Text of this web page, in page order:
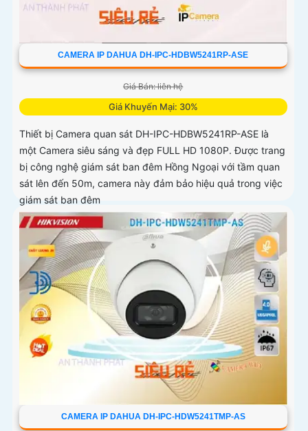
CAMERA IP DAHUA DH-IPC-HDBW5241RP-ASE
Giá Bán: liên hệ
Giá Khuyến Mại: 30%
Thiết bị Camera quan sát DH-IPC-HDBW5241RP-ASE là
một Camera siêu sáng và đẹp FULL HD 1080P. Được trang
bị công nghệ giám sát ban đêm Hồng Ngoại với tầm quan
sát lên đến 50m, camera này đảm bảo hiệu quả trong việc
giám sát ban đêm
CAMERA IP DAHUA DH-IPC-HDW5241TMP-AS